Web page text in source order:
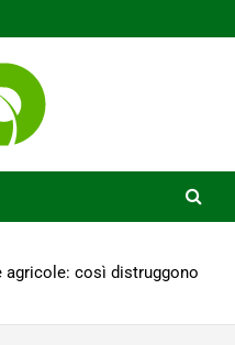
così distruggono